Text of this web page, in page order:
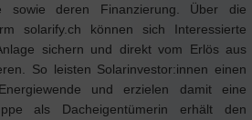
sowie deren Finanzierung. Über die
solarify.ch können sich Interessierte
sichern und direkt vom Erlös aus
So leisten Solarinvestor:innen einen
und erzielen damit eine
als Dacheigentümerin erhält den